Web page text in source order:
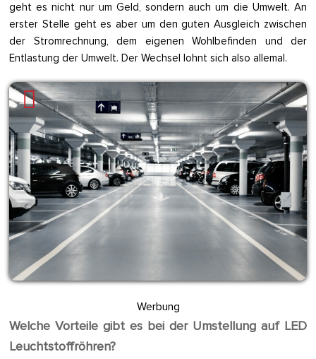
geht es nicht nur um Geld, sondern auch um die Umwelt. An
erster Stelle geht es aber um den guten Ausgleich zwischen
der Stromrechnung, dem eigenen Wohlbefinden und der
Entlastung der Umwelt. Der Wechsel lohnt sich also allemal.
Werbung
Welche Vorteile gibt es bei der Umstellung auf LED
Leuchtstoffröhren?